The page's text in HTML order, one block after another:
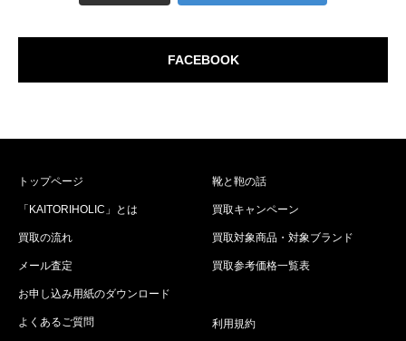
FACEBOOK
トップページ
「KAITORIHOLIC」とは
買取の流れ
メール査定
お申し込み用紙のダウンロード
よくあるご質問
靴と鞄の話
買取キャンペーン
買取対象商品・対象ブランド
買取参考価格一覧表
利用規約